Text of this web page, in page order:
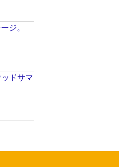
ジ。
ドサマ